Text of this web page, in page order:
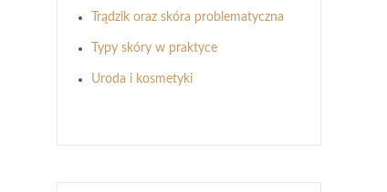
Trądzik oraz skóra problematyczna
Typy skóry w praktyce
Uroda i kosmetyki